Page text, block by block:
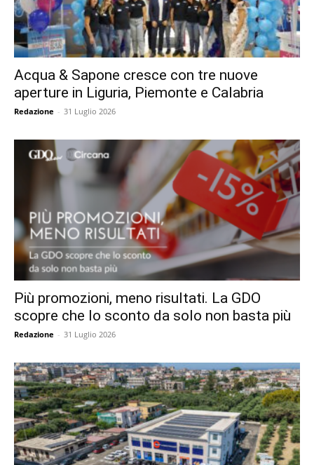
Acqua & Sapone cresce con tre nuove
aperture in Liguria, Piemonte e Calabria
Redazione - 31 Luglio 2026
Più promozioni, meno risultati. La GDO
scopre che lo sconto da solo non basta più
Redazione - 31 Luglio 2026